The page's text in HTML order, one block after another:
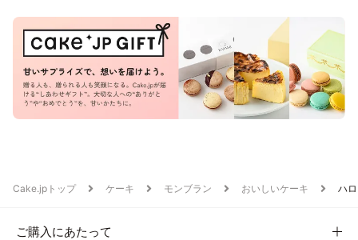
Cake.jpトップ ケーキ モンブラン おいしいケーキ ハ
ご購入にあたって